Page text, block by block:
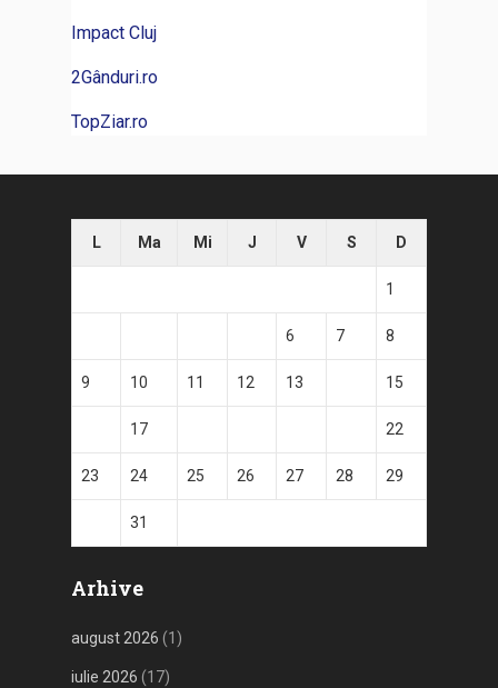
Impact Cluj
2Gânduri.ro
TopZiar.ro
L Ma Mi J V S D
1
6 7 8
9 10 11 12 13 15
17 22
23 24 25 26 27 28 29
31
Arhive
august 2026 (1)
iulie 2026 (17)